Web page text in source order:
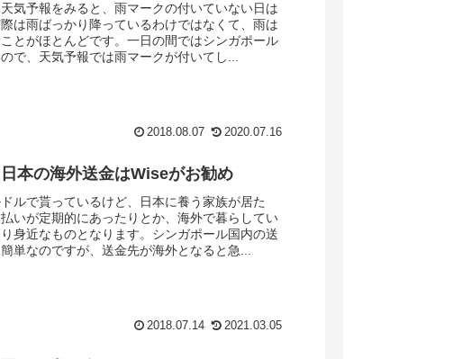
気予報をみると、雨マークの付いていない日は
は雨ばっかり降っているわけではなくて、雨は
とがほとんどです。一日の間ではシンガポール
で、天気予報では雨マークが付いてし...
2018.08.07 2020.07.16
本の海外送金はWiseがお勧め
ルで貰っているけど、日本に養う家族が居た
いが定期的にあったりとか、海外で暮らしてい
身近なものとなります。シンガポール国内の送
単なのですが、送金先が海外となると急...
2018.07.14 2021.03.05